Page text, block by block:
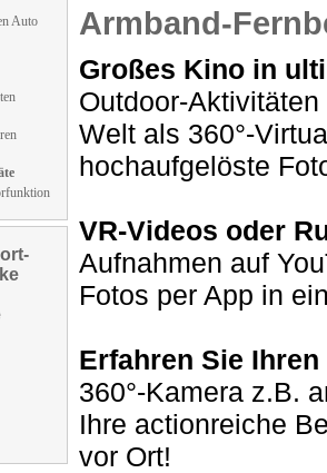
Auto
Armband-
Großes Kino in
Outdoor-
Welt als 360°-
hochaufgelöste
VR-Videos oder
Aufnahmen auf
Fotos per App in
Erfahren Sie
360°-Kamera z.B.
Ihre actionreiche
vor Ort!